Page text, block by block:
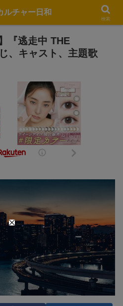
『逃走中 THE
、キャスト、主題歌
ルチャー日和
検索